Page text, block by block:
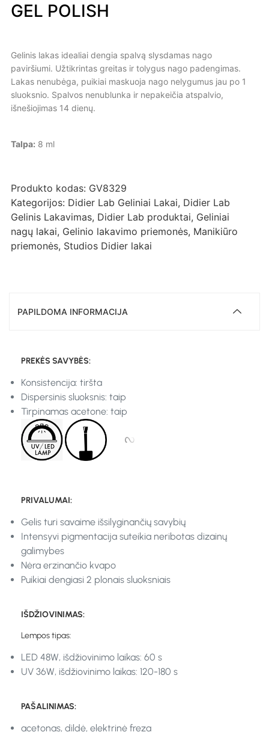
GEL POLISH
Gelinis lakas idealiai dengia spalvą slysdamas nago
paviršiumi. Užtikrintas greitas ir tolygus nago padengimas.
Lakas nenubėga, puikiai maskuoja nago nelygumus jau po 1
sluoksnio. Spalvos nenublunka ir nepakeičia atspalvio,
išnešiojimas 14 dienų.
Talpa: 8 ml
Produkto kodas: GV8329
Kategorijos: Didier Lab Geliniai Lakai, Didier Lab
Gelinis Lakavimas, Didier Lab produktai, Geliniai
nagų lakai, Gelinio lakavimo priemonės, Manikiūro
priemonės, Studios Didier lakai
PAPILDOMA INFORMACIJA
PREKĖS SAVYBĖS:
Konsistencija: tiršta
Dispersinis sluoksnis: taip
Tirpinamas acetone: taip
PRIVALUMAI:
Gelis turi savaime išsilyginančių savybių
Intensyvi pigmentacija suteikia neribotas dizainų
galimybes
Nėra erzinančio kvapo
Puikiai dengiasi 2 plonais sluoksniais
IŠDŽIOVINIMAS:
Lempos tipas:
LED 48W, išdžiovinimo laikas: 60 s
UV 36W, išdžiovinimo laikas: 120-180 s
PAŠALINIMAS:
acetonas, dildė, elektrinė freza